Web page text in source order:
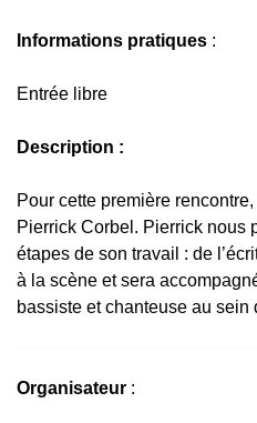
Informations pratiques :
Entrée libre
Description :
Pour cette première
Pierrick Corbel. Pierrick nous
étapes de son travail : de
à la scène et sera
bassiste et chanteuse au
Organisateur :